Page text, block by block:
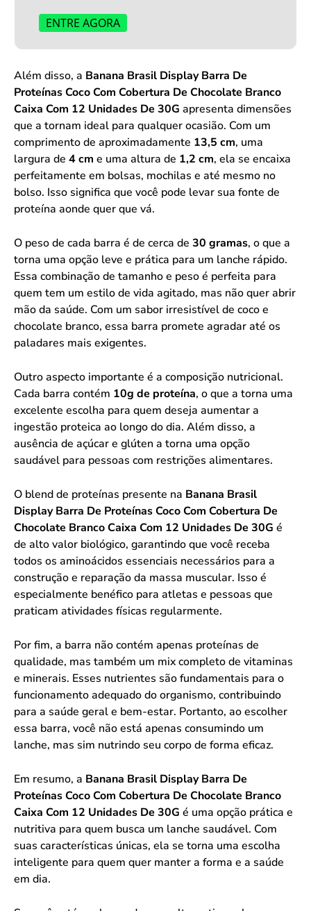
ENTRE AGORA
Além disso, a Banana Brasil Display Barra De
Proteínas Coco Com Cobertura De Chocolate Branco
Caixa Com 12 Unidades De 30G apresenta dimensões
que a tornam ideal para qualquer ocasião. Com um
comprimento de aproximadamente 13,5 cm, uma
largura de 4 cm e uma altura de 1,2 cm, ela se encaixa
perfeitamente em bolsas, mochilas e até mesmo no
bolso. Isso significa que você pode levar sua fonte de
proteína aonde quer que vá.
O peso de cada barra é de cerca de 30 gramas, o que a
torna uma opção leve e prática para um lanche rápido.
Essa combinação de tamanho e peso é perfeita para
quem tem um estilo de vida agitado, mas não quer abrir
mão da saúde. Com um sabor irresistível de coco e
chocolate branco, essa barra promete agradar até os
paladares mais exigentes.
Outro aspecto importante é a composição nutricional.
Cada barra contém 10g de proteína, o que a torna uma
excelente escolha para quem deseja aumentar a
ingestão proteica ao longo do dia. Além disso, a
ausência de açúcar e glúten a torna uma opção
saudável para pessoas com restrições alimentares.
O blend de proteínas presente na Banana Brasil
Display Barra De Proteínas Coco Com Cobertura De
Chocolate Branco Caixa Com 12 Unidades De 30G é
de alto valor biológico, garantindo que você receba
todos os aminoácidos essenciais necessários para a
construção e reparação da massa muscular. Isso é
especialmente benéfico para atletas e pessoas que
praticam atividades físicas regularmente.
Por fim, a barra não contém apenas proteínas de
qualidade, mas também um mix completo de vitaminas
e minerais. Esses nutrientes são fundamentais para o
funcionamento adequado do organismo, contribuindo
para a saúde geral e bem-estar. Portanto, ao escolher
essa barra, você não está apenas consumindo um
lanche, mas sim nutrindo seu corpo de forma eficaz.
Em resumo, a Banana Brasil Display Barra De
Proteínas Coco Com Cobertura De Chocolate Branco
Caixa Com 12 Unidades De 30G é uma opção prática e
nutritiva para quem busca um lanche saudável. Com
suas características únicas, ela se torna uma escolha
inteligente para quem quer manter a forma e a saúde
em dia.